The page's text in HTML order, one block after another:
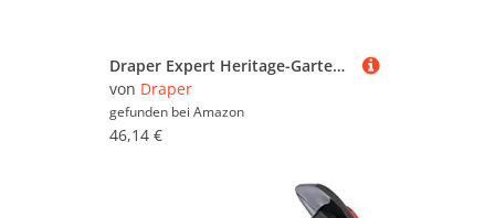
Draper Expert Heritage-Gartengabel aus Edelstahl mit FSC-Zertifiziertem Stiel, 1 Stück, 36675
von Draper
gefunden bei Amazon
46,14 €